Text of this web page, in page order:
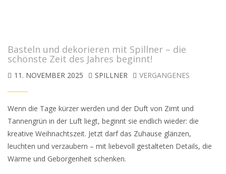
Basteln und dekorieren mit Spillner – die
schönste Zeit des Jahres beginnt!
11. NOVEMBER 2025 SPILLNER VERGANGENES
Wenn die Tage kürzer werden und der Duft von Zimt und
Tannengrün in der Luft liegt, beginnt sie endlich wieder: die
kreative Weihnachtszeit. Jetzt darf das Zuhause glänzen,
leuchten und verzaubern – mit liebevoll gestalteten Details, die
Wärme und Geborgenheit schenken.